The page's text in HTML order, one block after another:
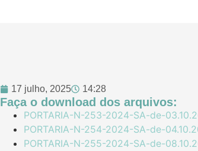
17 julho, 2025 14:28
Faça o download dos arquivos:
PORTARIA-N-253-2024-SA-de-
PORTARIA-N-254-2024-SA-de-
PORTARIA-N-255-2024-SA-de-